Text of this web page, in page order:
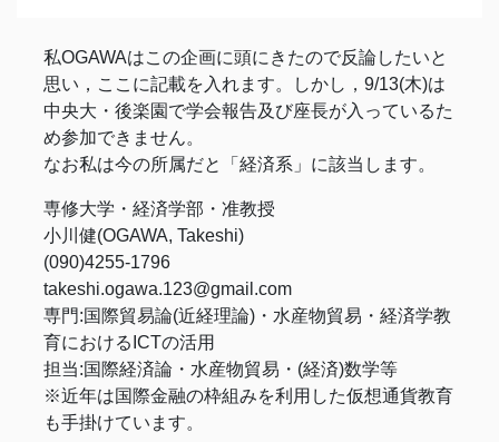
私OGAWAはこの企画に頭にきたので反論したいと
思い，ここに記載を入れます。しかし，9/13(木)は
中央大・後楽園で学会報告及び座長が入っているた
め参加できません。
なお私は今の所属だと「経済系」に該当します。
専修大学・経済学部・准教授
小川健(OGAWA, Takeshi)
(090)4255-1796
takeshi.ogawa.123@gmail.com
専門:国際貿易論(近経理論)・水産物貿易・経済学教
育におけるICTの活用
担当:国際経済論・水産物貿易・(経済)数学等
※近年は国際金融の枠組みを利用した仮想通貨教育
も手掛けています。